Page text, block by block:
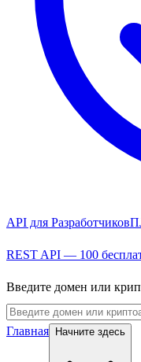
API для Разработчиков
REST API — 100
Введите домен или
Главная Начните здесь